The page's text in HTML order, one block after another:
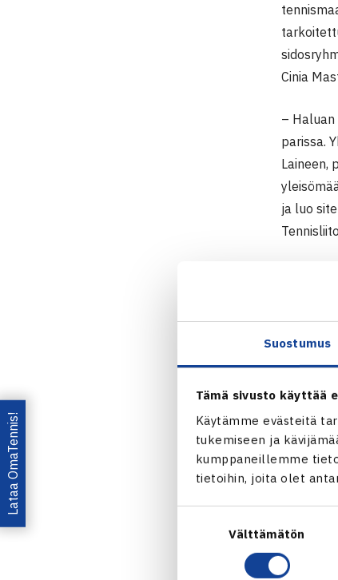
Suostumus
Tämä sivusto käyttää
Käytämme evästeitä
tukemiseen ja
kumppaneillemme
tietoihin, joita olet
Välttämätön
Cinia
–
parissa.
Laineen,
ja luo
nuorten
intohimo
Teemu
Lataa OmaTennis!